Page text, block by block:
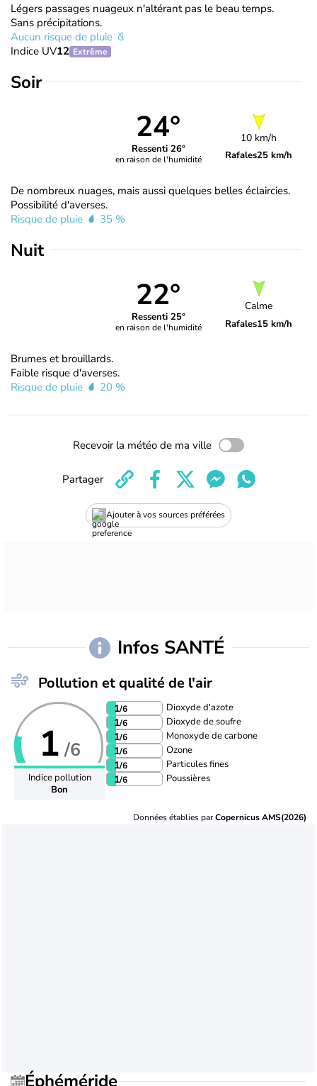
Légers passages nuageux n'altérant pas le beau temps.
Sans précipitations.
Aucun risque de pluie
Indice UV12 Extrême
Soir
24°
Ressenti 26°
en raison de l'humidité
10 km/h
Rafales25 km/h
De nombreux nuages, mais aussi quelques belles éclaircies.
Possibilité d'averses.
Risque de pluie
35 %
Nuit
22°
Ressenti 25°
en raison de l'humidité
Calme
Rafales15 km/h
Brumes et brouillards.
Faible risque d'averses.
Risque de pluie
20 %
Recevoir la météo de ma ville
Ajouter à vos sources préférées
Partager
Infos SANTÉ
Pollution et qualité de l'air
1 /6
Indice pollution
Bon
1/6 Dioxyde d'azote
1/6 Dioxyde de soufre
1/6 Monoxyde de carbone
1/6 Ozone
1/6 Particules fines
1/6 Poussières
Données établies parCopernicus AMS(2026)
Éphéméride